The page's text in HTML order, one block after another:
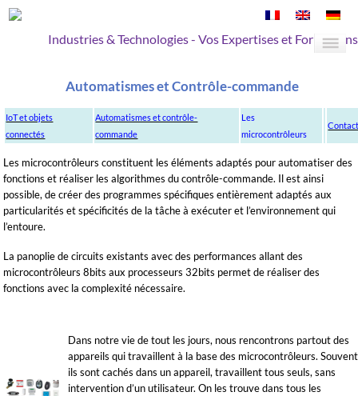
Industries & Technologies - Vos Expertises et Formations
Automatismes et Contrôle-commande
IoT et objets
connectés
Automatismes et contrôle-
commande
Les
microcontrôleurs
Les microcontrôleurs constituent les éléments adaptés pour automatiser des
fonctions et réaliser les algorithmes du contrôle-commande. Il est ainsi
possible, de créer des programmes spécifiques entièrement adaptés aux
particularités et spécificités de la tâche à exécuter et l’environnement qui
l’entoure.
La panoplie de circuits existants avec des performances allant des
microcontrôleurs 8bits aux processeurs 32bits permet de réaliser des
fonctions avec la complexité nécessaire.
Dans notre vie de tout les jours, nous rencontrons partout des
appareils qui travaillent à la base des microcontrôleurs. Souvent
ils sont cachés dans un appareil, travaillent tous seuls, sans
intervention d’un utilisateur. On les trouve dans tous les